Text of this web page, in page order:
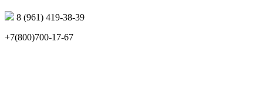
8 (961) 419-38-39
+7(800)700-17-67